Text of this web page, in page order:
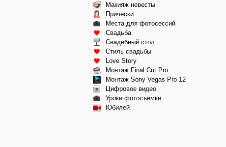
Макияж невесты
Прически
Места для фотосессий
Свадьба
Свадебный стол
Стиль свадьбы
Love Story
Монтаж Final Cut Pro
Монтаж Sony Vegas Pro 12
Цифровое видео
Уроки фотосъёмки
Юбилей